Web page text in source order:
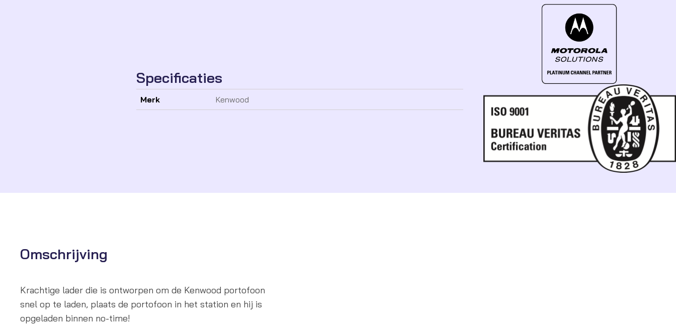
Specificaties
Merk Kenwood
Omschrijving
Krachtige lader die is ontworpen om de Kenwood portofoon
snel op te laden, plaats de portofoon in het station en hij is
opgeladen binnen no-time!